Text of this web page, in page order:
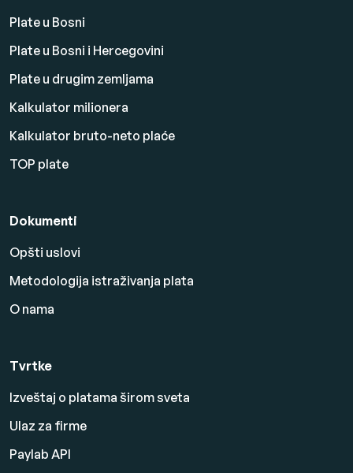
Plate u Bosni
Plate u Bosni i Hercegovini
Plate u drugim zemljama
Kalkulator milionera
Kalkulator bruto-neto plaće
TOP plate
Dokumenti
Opšti uslovi
Metodologija istraživanja plata
O nama
Tvrtke
Izveštaj o platama širom sveta
Ulaz za firme
Paylab API